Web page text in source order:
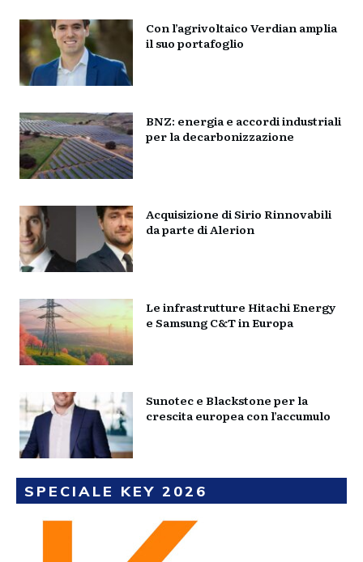
Con l’agrivoltaico Verdian amplia
il suo portafoglio
BNZ: energia e accordi industriali
per la decarbonizzazione
Acquisizione di Sirio Rinnovabili
da parte di Alerion
Le infrastrutture Hitachi Energy
e Samsung C&T in Europa
Sunotec e Blackstone per la
crescita europea con l’accumulo
SPECIALE KEY 2026